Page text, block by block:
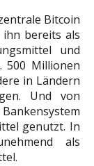
Bitcoin
bereits als
und
500 Millionen
in Ländern
Und von
genutzt. In
als